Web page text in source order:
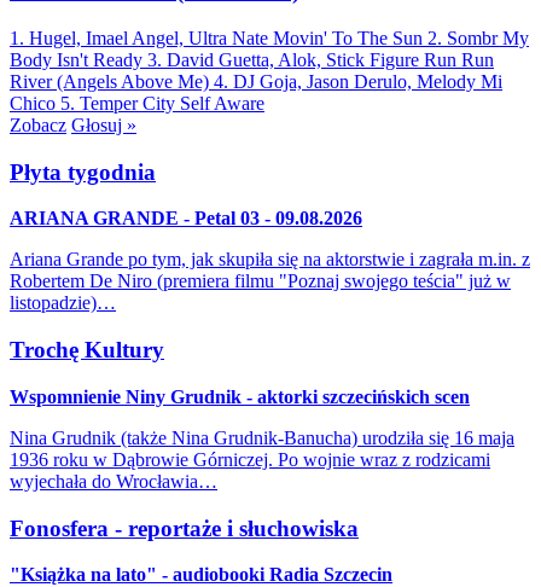
1. Hugel, Imael Angel, Ultra Nate Movin' To The Sun 2. Sombr My
Body Isn't Ready 3. David Guetta, Alok, Stick Figure Run Run
River (Angels Above Me) 4. DJ Goja, Jason Derulo, Melody Mi
Chico 5. Temper City Self Aware
Zobacz Głosuj »
Płyta tygodnia
ARIANA GRANDE - Petal 03 - 09.08.2026
Ariana Grande po tym, jak skupiła się na aktorstwie i zagrała m.in. z
Robertem De Niro (premiera filmu "Poznaj swojego teścia" już w
listopadzie)…
Trochę Kultury
Wspomnienie Niny Grudnik - aktorki szczecińskich scen
Nina Grudnik (także Nina Grudnik-Banucha) urodziła się 16 maja
1936 roku w Dąbrowie Górniczej. Po wojnie wraz z rodzicami
wyjechała do Wrocławia…
Fonosfera - reportaże i słuchowiska
"Książka na lato" - audiobooki Radia Szczecin